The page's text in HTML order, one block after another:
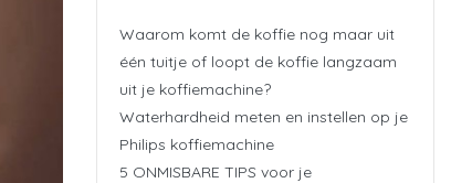
Waarom komt de koffie nog maar uit
één tuitje of loopt de koffie langzaam
uit je koffiemachine?
Waterhardheid meten en instellen op je
Philips koffiemachine
5 ONMISBARE TIPS voor je